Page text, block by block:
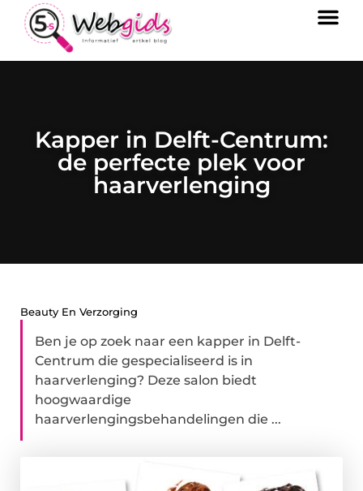
Kapper in Delft-Centrum:
de perfecte plek voor
haarverlenging
Beauty En Verzorging
Ben je op zoek naar een kapper in Delft-
Centrum die gespecialiseerd is in
haarverlenging? Deze salon biedt
hoogwaardige
haarverlengingsbehandelingen die ...